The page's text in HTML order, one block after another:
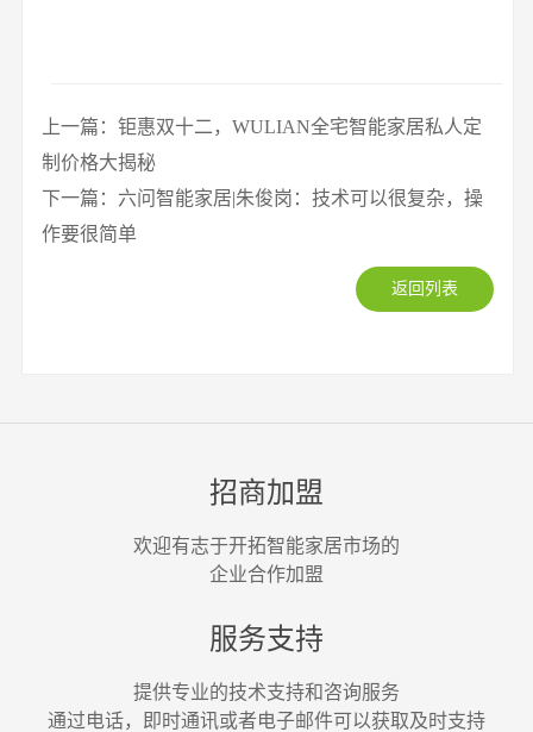
上一篇：钜惠双十二，WULIAN全宅智能家居私人定
制价格大揭秘
下一篇：六问智能家居|朱俊岗：技术可以很复杂，操
作要很简单
返回列表
招商加盟
欢迎有志于开拓智能家居市场的
企业合作加盟
服务支持
提供专业的技术支持和咨询服务
通过电话，即时通讯或者电子邮件可以获取及时支持